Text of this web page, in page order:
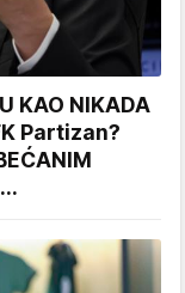
KAO NIKADA
Partizan?